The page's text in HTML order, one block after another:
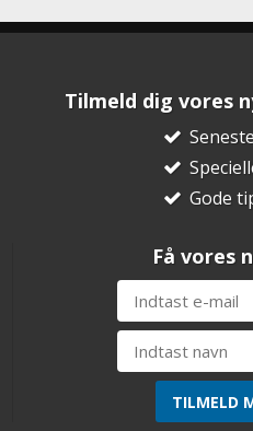
Tilmeld dig vores
Gode
Få vores